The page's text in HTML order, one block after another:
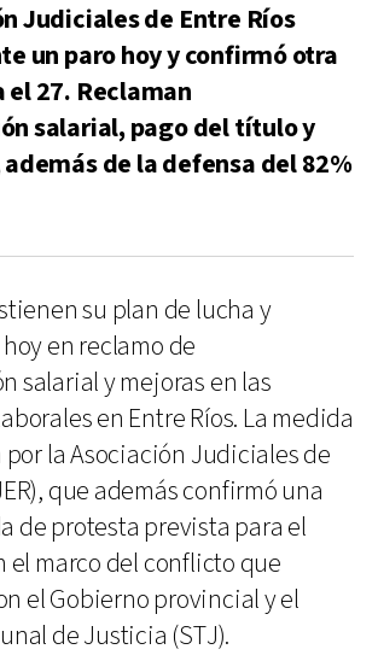
Judiciales de Entre Ríos
un paro hoy y confirmó otra
27. Reclaman
salarial, pago del título y
de la defensa del 82%
su plan de lucha y
en reclamo de
salarial y mejoras en las
en Entre Ríos. La medida
la Asociación Judiciales de
que además confirmó una
de protesta prevista para el
el marco del conflicto que
el Gobierno provincial y el
de Justicia (STJ).